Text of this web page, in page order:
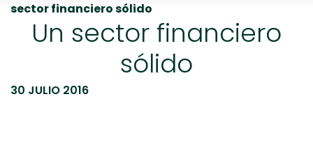
sector financiero sólido
Un sector financiero
sólido
30 JULIO 2016